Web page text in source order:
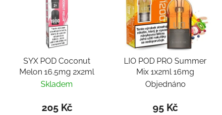
SYX POD Coconut
Melon 16.5mg 2x2ml
Skladem
205 Kč
LIO POD PRO Summer
Mix 1x2ml 16mg
Objednáno
95 Kč